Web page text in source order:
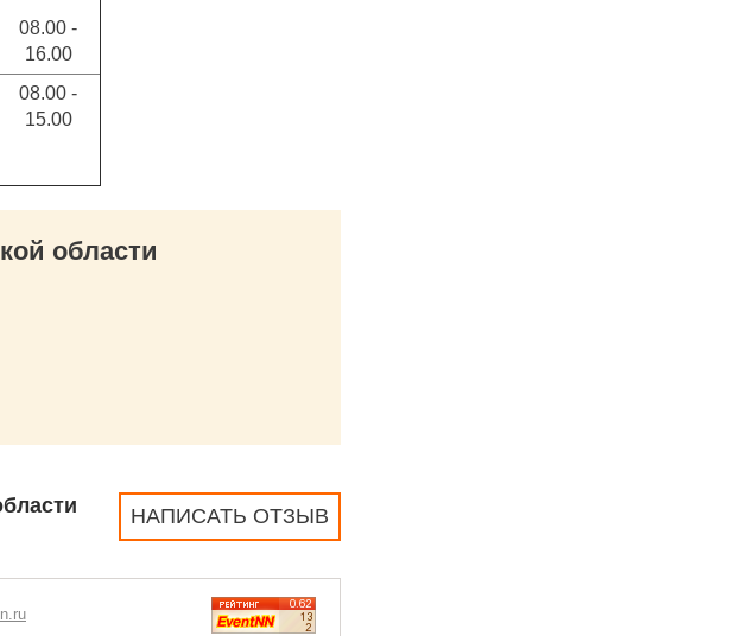
08.00 -
16.00
08.00 -
15.00
области
НАПИСАТЬ ОТЗЫВ